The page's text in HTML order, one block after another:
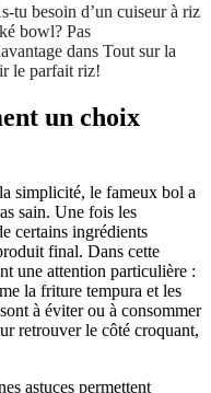
tu besoin d’un cuiseur à riz
bowl? Pas
dans Tout sur la
le parfait riz!
un choix
simplicité, le fameux bol a
sain. Une fois les
certains ingrédients
final. Dans cette
une attention particulière :
la friture tempura et les
à éviter ou à consommer
retrouver le côté croquant,
astuces permettent